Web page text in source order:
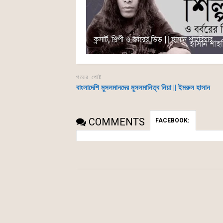
কন্সার্ট, শিল্পী ও বর্বরের ভিড় || হাসান শাহরিয়ার
পরের পোষ্ট
বাংলাদেশি মুসলমানদের মুসলমানিত্ব নিয়া || ইমরুল হাসান
COMMENTS FACEBOOK: